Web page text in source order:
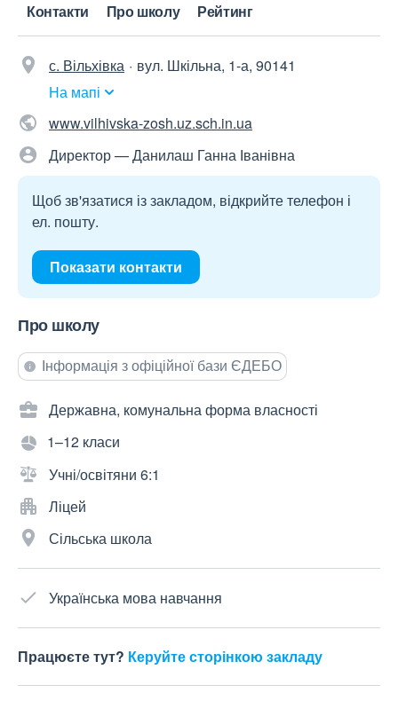
Контакти Про школу Рейтинг
с. Вільхівка
вул. Шкільна, 1-а, 90141
На мапі
www.vilhivska-zosh.uz.sch.in.ua
Директор — Данилаш Ганна Іванівна
Щоб зв'язатися із закладом, відкрийте телефон і
ел. пошту.
Показати контакти
Про школу
Інформація з офіційної бази ЄДЕБО
Державна, комунальна форма власності
1–12 класи
Учні/освітяни 6:1
Ліцей
Сільська школа
Українська мова навчання
Працюєте тут? Керуйте сторінкою закладу